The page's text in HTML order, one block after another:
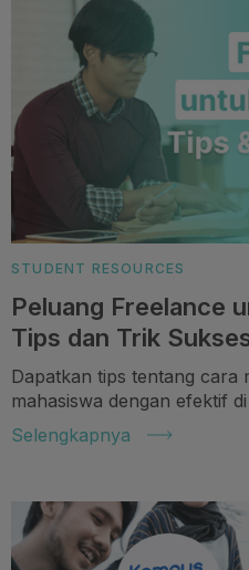
STUDENT RESOURCES
Peluang Freelance
Tips dan Trik
Dapatkan tips tentang cara
mahasiswa dengan efektif
Selengkapnya